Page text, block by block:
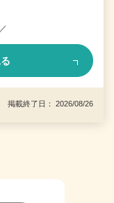
掲載終了日： 2026/08/26